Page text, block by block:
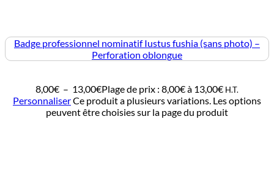
Badge professionnel nominatif Iustus fushia (sans photo) –
Perforation oblongue
8,00€ – 13,00€Plage de prix : 8,00€ à 13,00€ H.T.
PersonnaliserCe produit a plusieurs variations. Les options
peuvent être choisies sur la page du produit